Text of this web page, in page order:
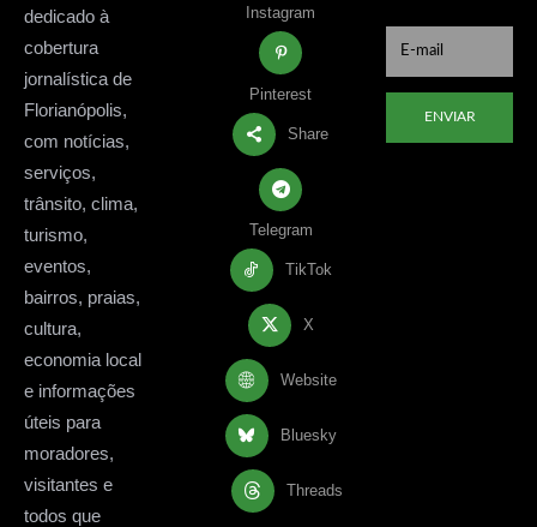
dedicado à
cobertura
jornalística de
Florianópolis,
com notícias,
serviços,
trânsito, clima,
turismo,
eventos,
bairros, praias,
cultura,
economia local
e informações
úteis para
moradores,
visitantes e
todos que
Instagram
Pinterest
Share
Telegram
TikTok
X
Website
Bluesky
Threads
ENVIAR